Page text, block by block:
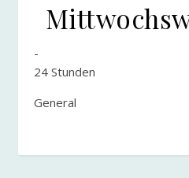
-
24 Stunden
General